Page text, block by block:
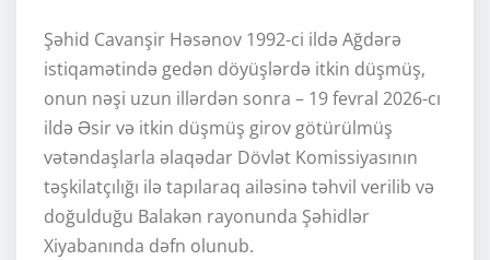
Şəhid Cavanşir Həsənov 1992-ci ildə Ağdərə
istiqamətində gedən döyüşlərdə itkin düşmüş,
onun nəşi uzun illərdən sonra – 19 fevral 2026-cı
ildə Əsir və itkin düşmüş girov götürülmüş
vətəndaşlarla əlaqədar Dövlət Komissiyasının
təşkilatçılığı ilə tapılaraq ailəsinə təhvil verilib və
doğulduğu Balakən rayonunda Şəhidlər
Xiyabanında dəfn olunub.